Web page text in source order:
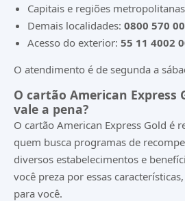
Capitais e regiões
Demais localidades: 0800 570
Acesso do exterior: 55 11 4002
O atendimento é de segunda a
O cartão American Express
vale a pena?
O cartão American Express Gold é
quem busca programas de
diversos estabelecimentos e
você preza por essas
para você.